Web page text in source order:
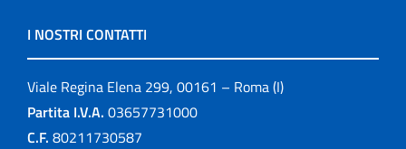
I NOSTRI CONTATTI
Viale Regina Elena 299, 00161 – Roma (I)
Partita I.V.A. 03657731000
C.F. 80211730587